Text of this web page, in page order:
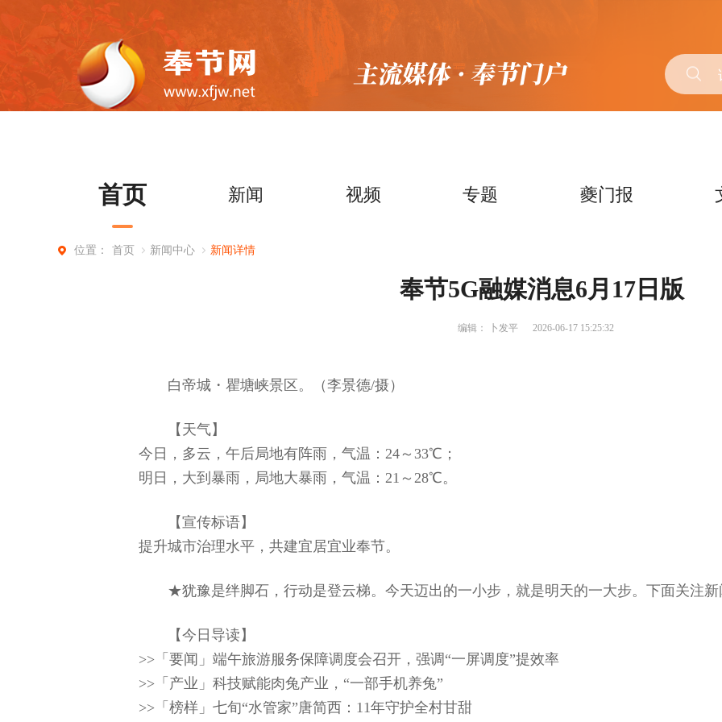
首页 新闻 视频 专题 夔门报
位置： 首页 新闻中心 新闻详情
奉节5G融媒消息6月17日版
编辑： 卜发平 2026-06-17 15:25:32
白帝城・瞿塘峡景区。（李景德/摄）
【天气】
今日，多云，午后局地有阵雨，气温：24～33℃；
明日，大到暴雨，局地大暴雨，气温：21～28℃。
【宣传标语】
提升城市治理水平，共建宜居宜业奉节。
★犹豫是绊脚石，行动是登云梯。今天迈出的一小步，就是明天的一大步。下面关注
【今日导读】
>>「要闻」端午旅游服务保障调度会召开，强调“一屏调度”提效率
>>「产业」科技赋能肉兔产业，“一部手机养兔”
>>「榜样」七旬“水管家”唐简西：11年守护全村甘甜